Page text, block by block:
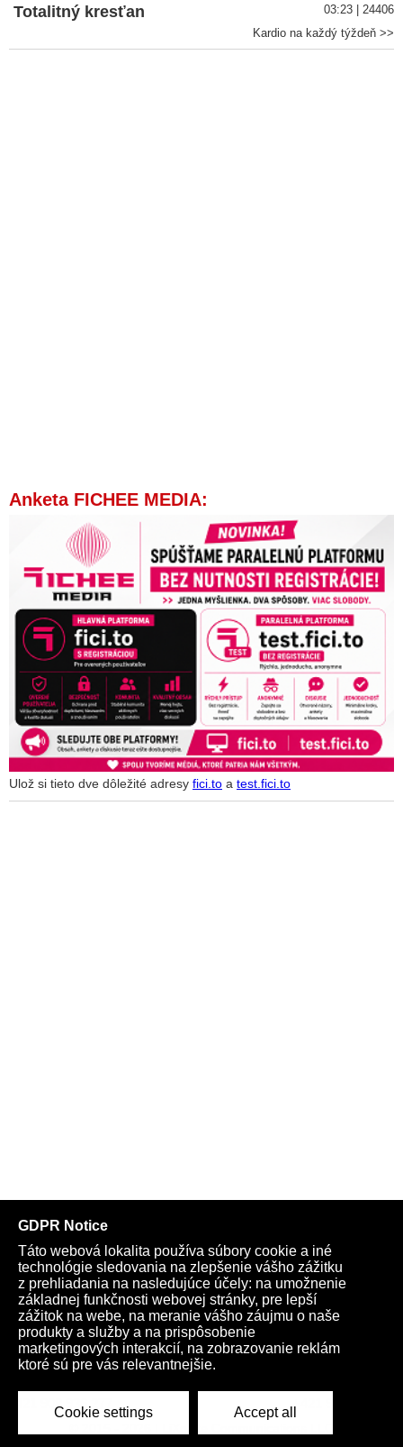
Totalitný kresťan
03:23 | 24406
Kardio na každý týždeň >>
Anketa FICHEE MEDIA:
Ulož si tieto dve dôležité adresy fici.to a test.fici.to
Telegram Youtube Facebook
Archív
Obchod
TV Kardio Podporte nás
Všeobecné podmienky
+421 908 936 277
+421 950 661 116